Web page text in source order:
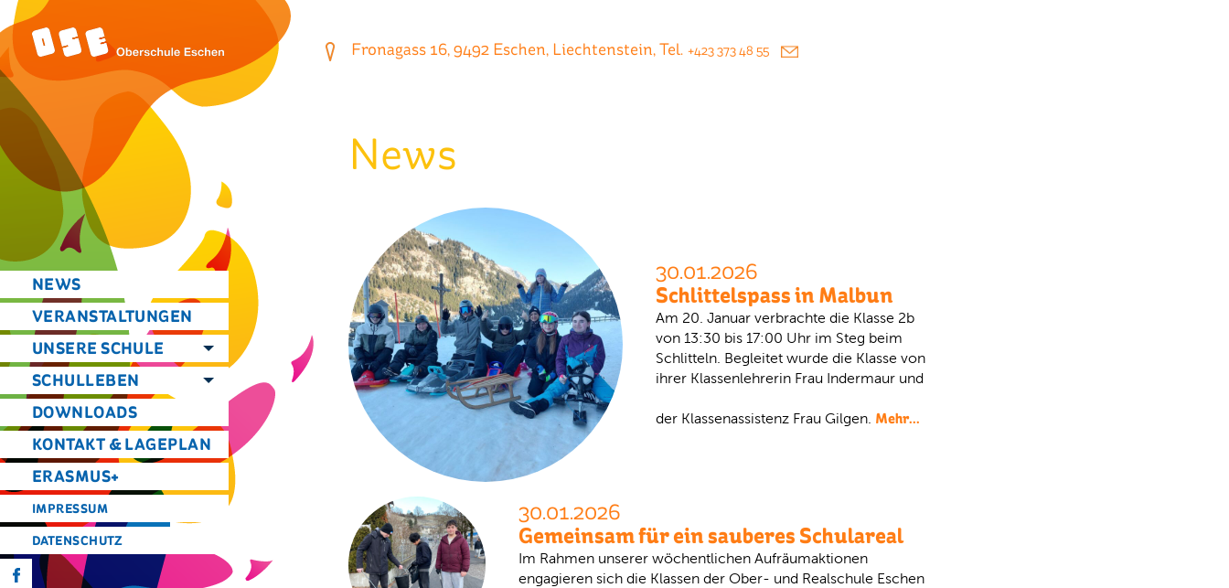
NEWS
VERANSTALTUNGEN
UNSERE SCHULE
SCHULLEBEN
DOWNLOADS
KONTAKT & LAGEPLAN
ERASMUS+
IMPRESSUM
DATENSCHUTZ
f
Fronagass 16, 9492 Eschen, Liechtenstein, Tel. +423 373 48 55
News
30.01.2026
Schlittelspass in Malbun
Am 20. Januar verbrachte die Klasse 2b
von 13:30 bis 17:00 Uhr im Steg beim
Schlitteln. Begleitet wurde die Klasse von
ihrer Klassenlehrerin Frau Indermaur und
der Klassenassistenz Frau Gilgen. Mehr...
30.01.2026
Gemeinsam für ein sauberes Schulareal
Im Rahmen unserer wöchentlichen Aufräumaktionen
engagieren sich die Klassen der Ober- und Realschule Eschen